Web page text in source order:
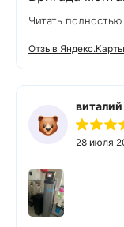
рассказали.
проблем и
занимает
отличные.
компанию и
Читать полностью
Отзыв Яндекс.Карты
виталий
28 июля